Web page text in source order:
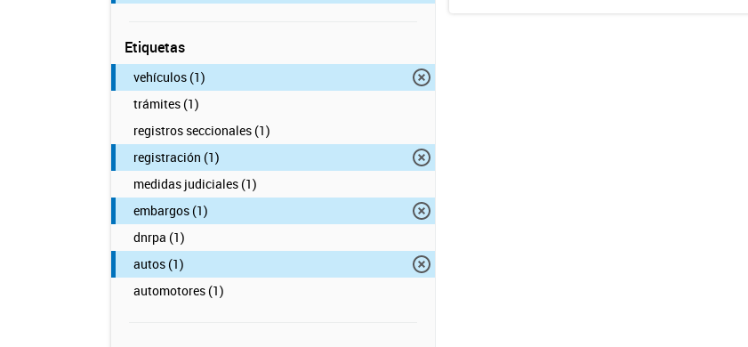
Etiquetas
vehículos (1)
trámites (1)
registros seccionales (1)
registración (1)
medidas judiciales (1)
embargos (1)
dnrpa (1)
autos (1)
automotores (1)